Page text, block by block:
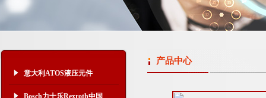
意大利ATOS液压元件
Bosch力士乐Rexroth中国
产品中心